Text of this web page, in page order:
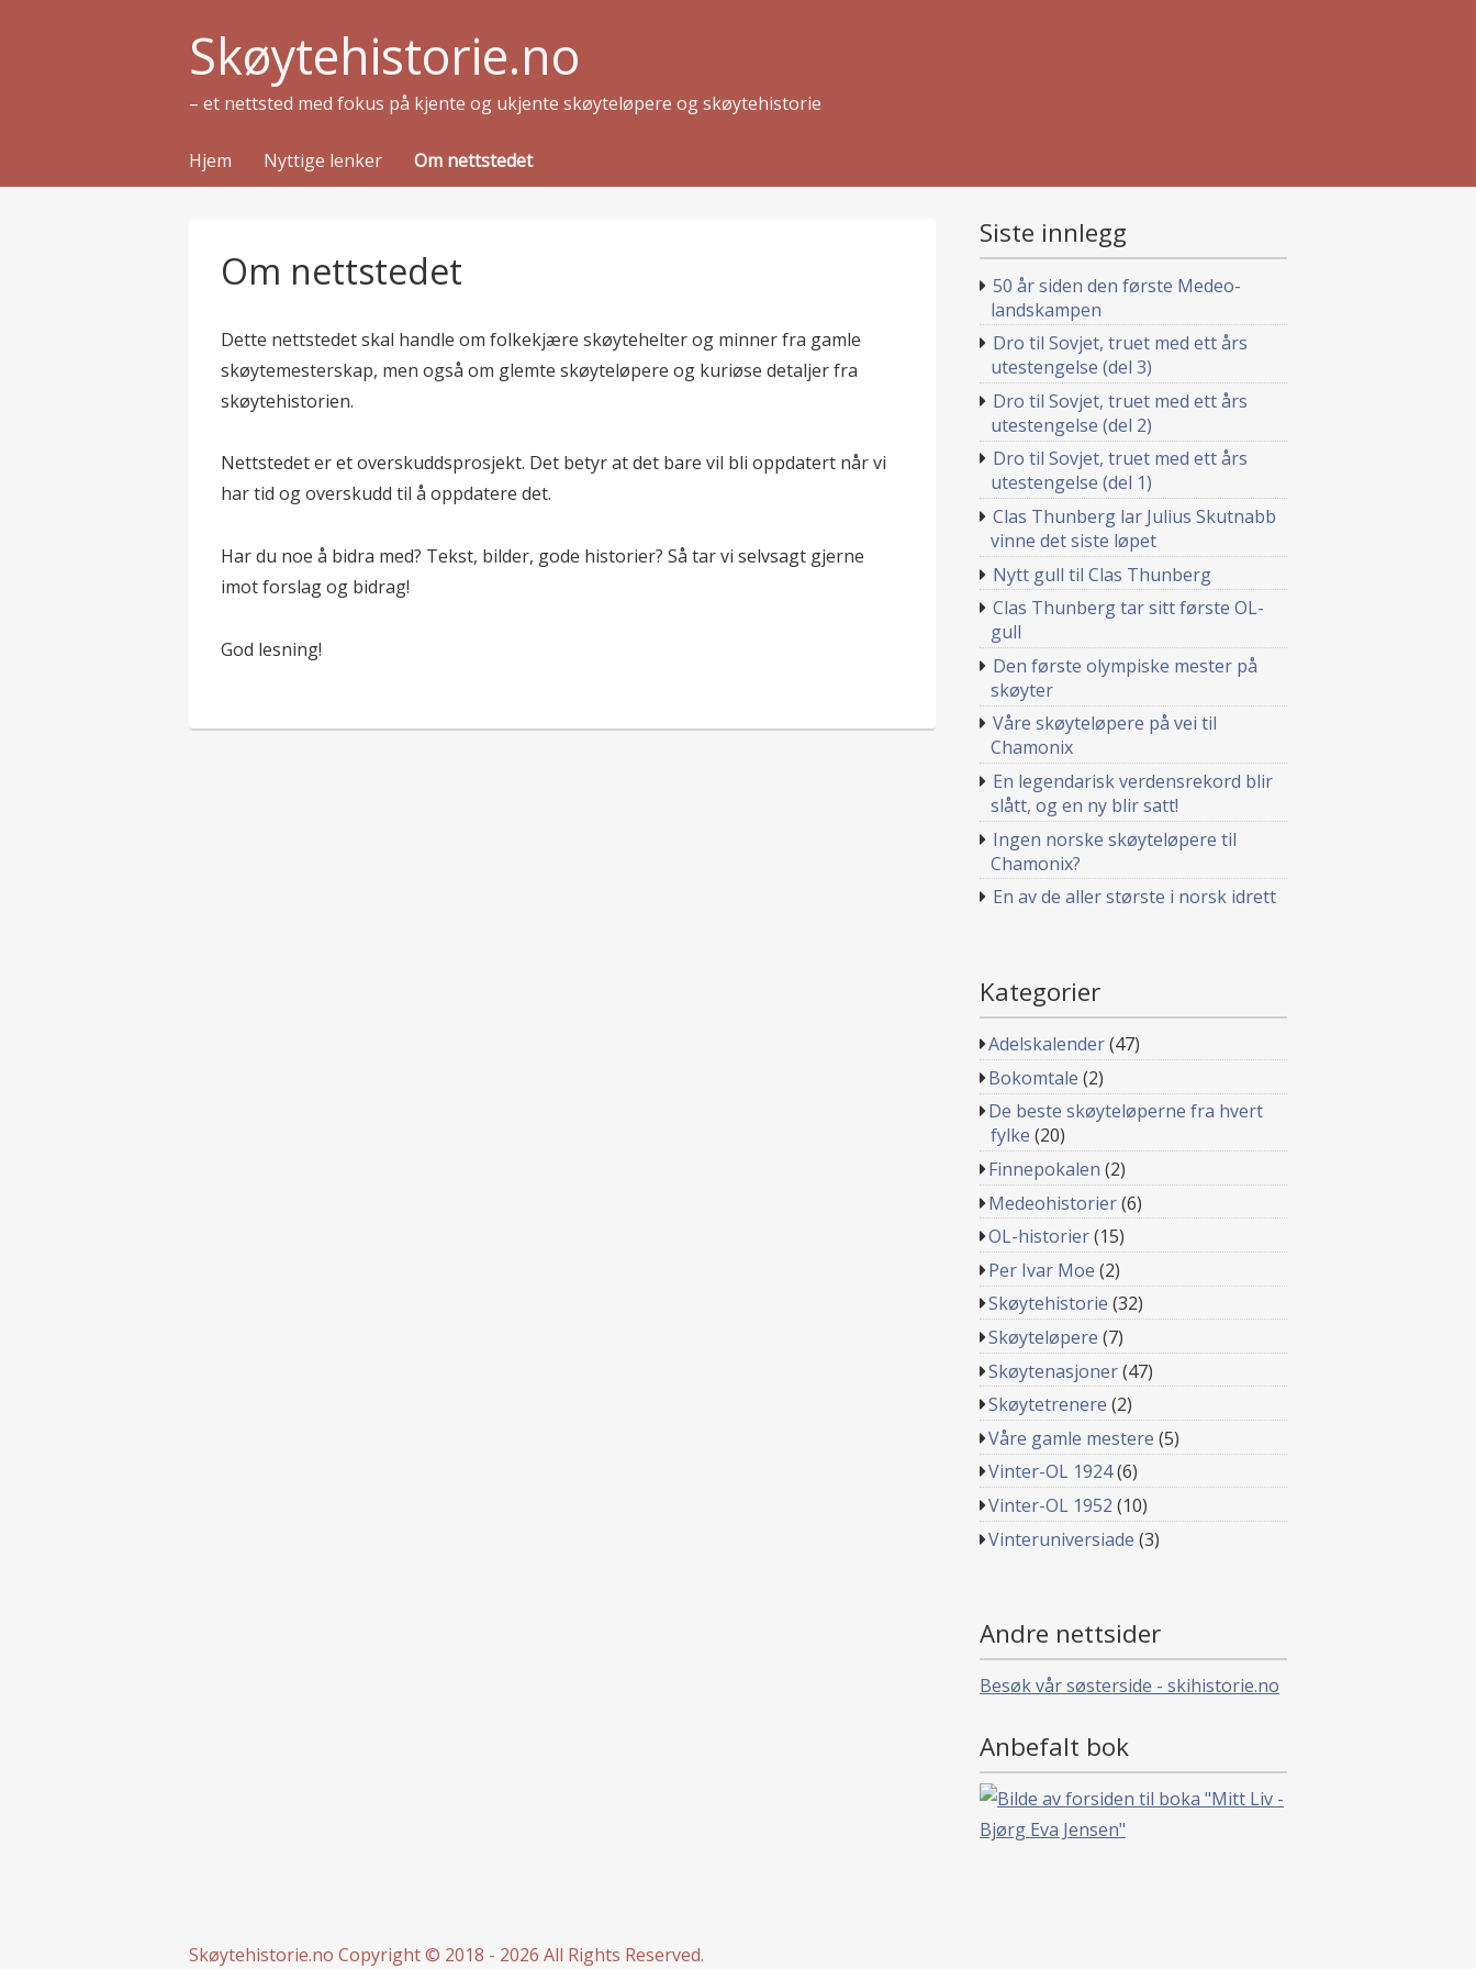
Skøytehistorie.no
– et nettsted med fokus på kjente og ukjente skøyteløpere og skøytehistorie
Hjem Nyttige lenker Om nettstedet
Om nettstedet
Dette nettstedet skal handle om folkekjære skøytehelter og minner fra gamle
skøytemesterskap, men også om glemte skøyteløpere og kuriøse detaljer fra
skøytehistorien.
Nettstedet er et overskuddsprosjekt. Det betyr at det bare vil bli oppdatert når vi
har tid og overskudd til å oppdatere det.
Har du noe å bidra med? Tekst, bilder, gode historier? Så tar vi selvsagt gjerne
imot forslag og bidrag!
God lesning!
Siste innlegg
50 år siden den første Medeo-
landskampen
Dro til Sovjet, truet med ett års
utestengelse (del 3)
Dro til Sovjet, truet med ett års
utestengelse (del 2)
Dro til Sovjet, truet med ett års
utestengelse (del 1)
Clas Thunberg lar Julius Skutnabb
vinne det siste løpet
Nytt gull til Clas Thunberg
Clas Thunberg tar sitt første OL-
gull
Den første olympiske mester på
skøyter
Våre skøyteløpere på vei til
Chamonix
En legendarisk verdensrekord blir
slått, og en ny blir satt!
Ingen norske skøyteløpere til
Chamonix?
En av de aller største i norsk idrett
Kategorier
Adelskalender(47)
Bokomtale (2)
De beste skøyteløperne fra hvert
fylke (20)
Finnepokalen (2)
Medeohistorier(6)
OL-historier(15)
Per Ivar Moe (2)
Skøytehistorie (32)
Skøyteløpere (7)
Skøytenasjoner(47)
Skøytetrenere (2)
Våre gamle mestere (5)
Vinter-OL 1924(6)
Vinter-OL 1952 (10)
Vinteruniversiade (3)
Andre nettsider
Besøk vår søsterside - skihistorie.no
Anbefalt bok
Skøytehistorie.no Copyright © 2018 - 2026 All Rights Reserved.